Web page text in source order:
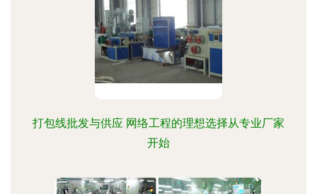
打包线批发与供应 网络工程的理想选择从专业厂家
开始